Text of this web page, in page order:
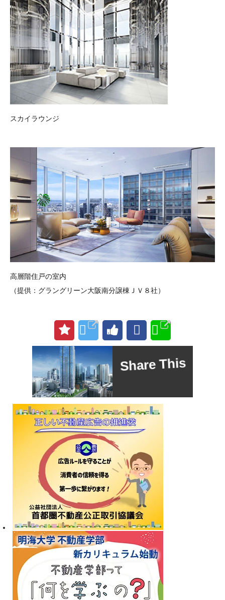
スカイラウンジ
高層階住戸の室内
（提供：グラングリーン大阪南分譲棟ＪＶ８社）
Share This